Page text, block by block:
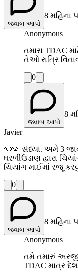
જવાબ આપો
8 મહિના
Anonymous
તમારા TDAC
તેઓ રાત્રિ
0
જવાબ આપો
8
Javier
ಶುಭ સંધ્યા. અમે 3
ઘરળીઉડાણ દ્વારા
ચિયાંગ માઈમાં રજૂ
0
જવાબ આપો
8 મહિના
Anonymous
તમે તમારું
TDAC માત્ર